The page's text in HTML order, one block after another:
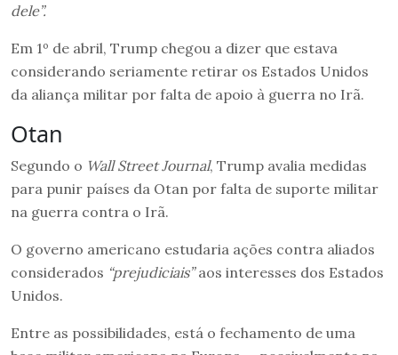
dele”.
Em 1º de abril, Trump chegou a dizer que estava
considerando seriamente retirar os Estados Unidos
da aliança militar por falta de apoio à guerra no Irã.
Otan
Segundo o Wall Street Journal, Trump avalia medidas
para punir países da Otan por falta de suporte militar
na guerra contra o Irã.
O governo americano estudaria ações contra aliados
considerados “prejudiciais”aos interesses dos Estados
Unidos.
Entre as possibilidades, está o fechamento de uma